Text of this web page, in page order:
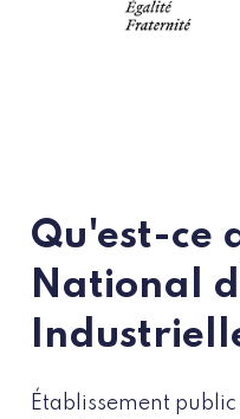
Qu'est-ce
National
Établissement